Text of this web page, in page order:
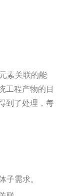
素关联的能
工程产物的目
到了处理，每
子需求。